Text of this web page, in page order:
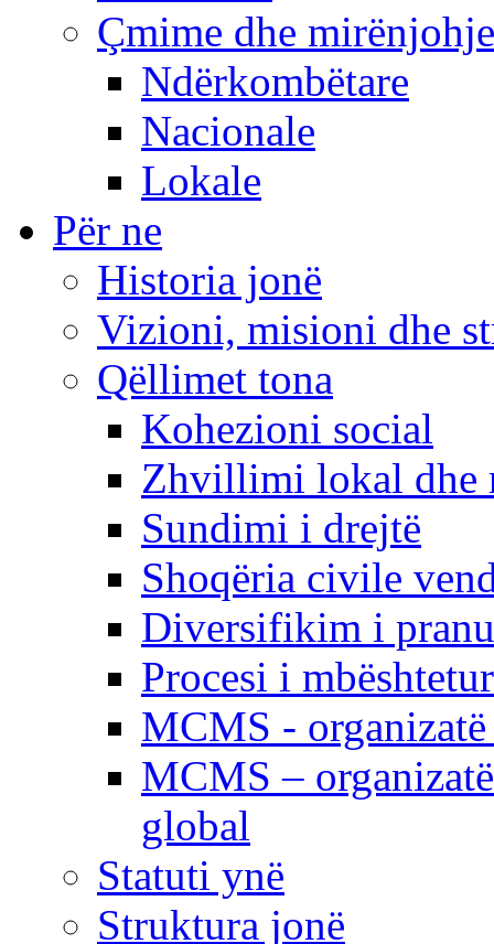
Çmime dhe mirënjohje
Ndërkombëtare
Nacionale
Lokale
Për ne
Historia jonë
Vizioni, misioni dhe
Qëllimet tona
Kohezioni social
Zhvillimi lokal dhe
Sundimi i drejtë
Shoqëria civile
Diversifikim i
Procesi i
MCMS -
MCMS –
global
Statuti ynë
Struktura jonë